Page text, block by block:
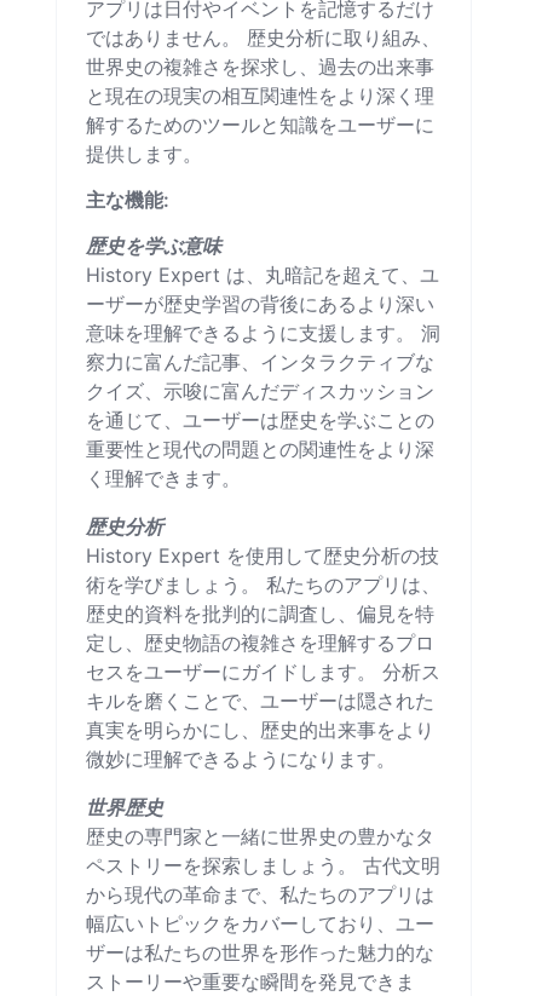
アプリは日付やイベントを記憶するだけ
ではありません。 歴史分析に取り組み、
世界史の複雑さを探求し、過去の出来事
と現在の現実の相互関連性をより深く理
解するためのツールと知識をユーザーに
提供します。
主な機能:
歴史を学ぶ意味
History Expert は、丸暗記を超えて、ユ
ーザーが歴史学習の背後にあるより深い
意味を理解できるように支援します。 洞
察力に富んだ記事、インタラクティブな
クイズ、示唆に富んだディスカッション
を通じて、ユーザーは歴史を学ぶことの
重要性と現代の問題との関連性をより深
く理解できます。
歴史分析
History Expert を使用して歴史分析の技
術を学びましょう。 私たちのアプリは、
歴史的資料を批判的に調査し、偏見を特
定し、歴史物語の複雑さを理解するプロ
セスをユーザーにガイドします。 分析ス
キルを磨くことで、ユーザーは隠された
真実を明らかにし、歴史的出来事をより
微妙に理解できるようになります。
世界歴史
歴史の専門家と一緒に世界史の豊かなタ
ペストリーを探索しましょう。 古代文明
から現代の革命まで、私たちのアプリは
幅広いトピックをカバーしており、ユー
ザーは私たちの世界を形作った魅力的な
ストーリーや重要な瞬間を発見できま